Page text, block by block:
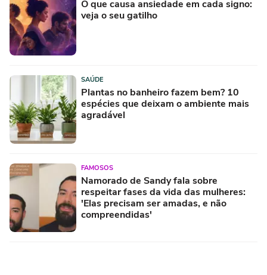
O que causa ansiedade em cada signo:
veja o seu gatilho
SAÚDE
Plantas no banheiro fazem bem? 10
espécies que deixam o ambiente mais
agradável
FAMOSOS
Namorado de Sandy fala sobre
respeitar fases da vida das mulheres:
'Elas precisam ser amadas, e não
compreendidas'